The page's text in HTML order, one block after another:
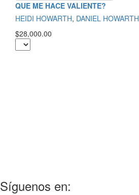
QUE ME HACE VALIENTE?
HEIDI HOWARTH, DANIEL HOWARTH
$28,000.00
Síguenos en: